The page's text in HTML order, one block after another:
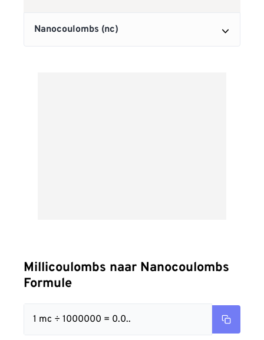
Millicoulombs naar Nanocoulombs
Formule
1 mc ÷ 1000000 = 0.0..